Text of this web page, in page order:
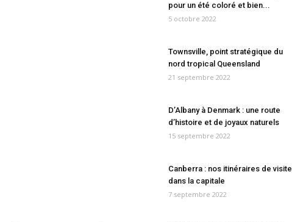
pour un été coloré et bien...
5 octobre 2022
Townsville, point stratégique du
nord tropical Queensland
21 septembre 2022
D’Albany à Denmark : une route
d’histoire et de joyaux naturels
15 septembre 2022
Canberra : nos itinéraires de visite
dans la capitale
7 septembre 2022